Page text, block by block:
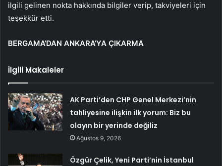
ilgili gelinen nokta hakkında bilgiler verip, takviyeleri için
teşekkür etti.
BERGAMA’DAN ANKARA’YA ÇIKARMA
İlgili Makaleler
AK Parti’den CHP Genel Merkezi’nin
tahliyesine ilişkin ilk yorum: Biz bu
olayın bir yerinde değiliz
Ağustos 9, 2026
Özgür Çelik, Yeni Parti’nin İstanbul